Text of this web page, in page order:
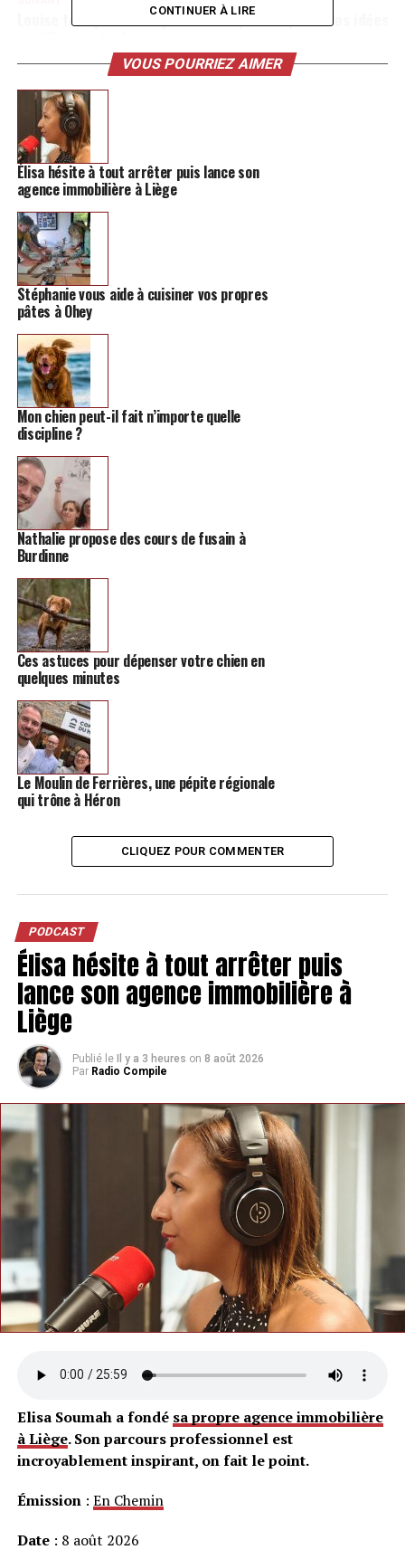
Louise te répond: une plateforme pour déposer vos idées
NE MANQUEZ PAS
Le RFC Hannutois s’offre un derby pour la finale du Tour
Final de P2A
CONTINUER À LIRE
VOUS POURRIEZ AIMER
Élisa hésite à tout arrêter puis lance son
agence immobilière à Liège
Stéphanie vous aide à cuisiner vos propres
pâtes à Ohey
Mon chien peut-il fait n’importe quelle
discipline ?
Nathalie propose des cours de fusain à
Burdinne
Ces astuces pour dépenser votre chien en
quelques minutes
Le Moulin de Ferrières, une pépite régionale
qui trône à Héron
CLIQUEZ POUR COMMENTER
PODCAST
Élisa hésite à tout arrêter puis
lance son agence immobilière à
Liège
Publié le Il y a 3 heures on 8 août 2026
Par Radio Compile
Elisa Soumah a fondé sa propre agence immobilière
à Liège. Son parcours professionnel est
incroyablement inspirant, on fait le point.
Émission: En Chemin
Date: 8 août 2026